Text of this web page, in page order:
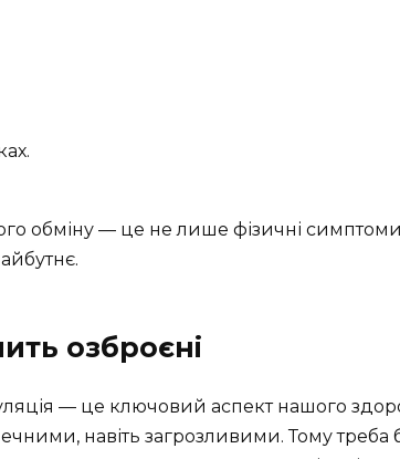
обміну — це не лише фізичні
озброєні
— це ключовий аспект нашого
навіть загрозливими. Тому треба